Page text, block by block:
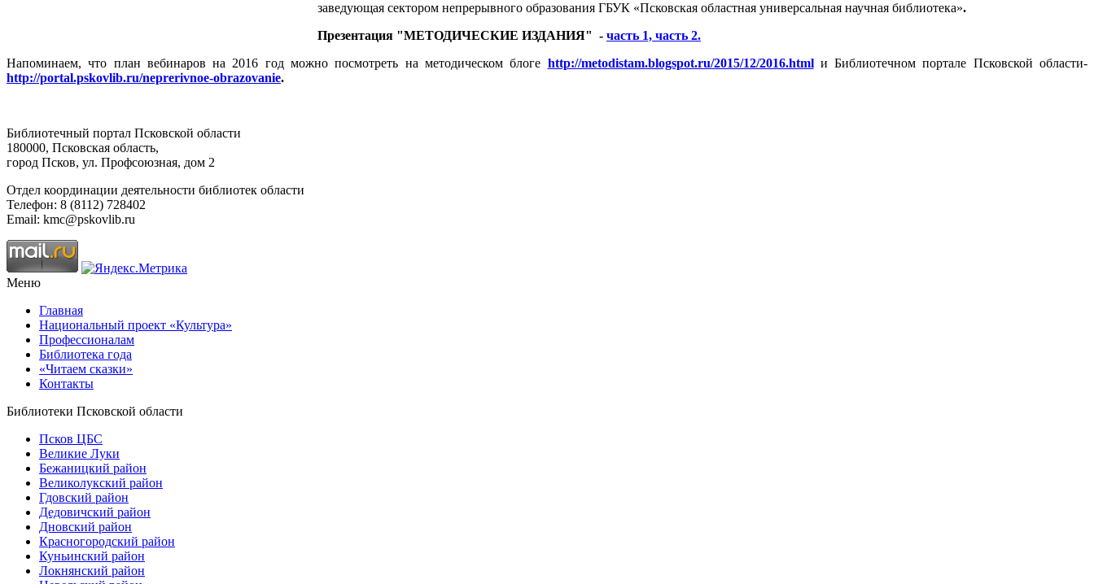
заведующая сектором непрерывного образования ГБУК «Псковская областная универсальная научная библиотека».
Презентация "МЕТОДИЧЕСКИЕ ИЗДАНИЯ" - часть 1, часть 2.
Напоминаем, что план вебинаров на 2016 год можно посмотреть на методическом блоге http://metodistam.blogspot.ru/2015/12/2016.htmlи Библиотечном портале Псковской области-
http://portal.pskovlib.ru/neprerivnoe-obrazovanie.
Библиотечный портал Псковской области
180000, Псковская область,
город Псков, ул. Профсоюзная, дом 2
Отдел координации деятельности библиотек области
Телефон: 8 (8112) 728402
Email: kmc@pskovlib.ru
Меню
Главная
Национальный проект «Культура»
Профессионалам
Библиотека года
«Читаем сказки»
Контакты
Библиотеки Псковской области
Псков ЦБС
Великие Луки
Бежаницкий район
Великолукский район
Гдовский район
Дедовичский район
Дновский район
Красногородский район
Куньинский район
Локнянский район